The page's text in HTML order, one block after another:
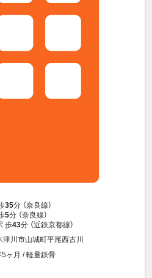
35分 （奈良線）
5分 （奈良線）
歩43分 （近鉄京都線）
津川市山城町平尾西古川
ヶ月 / 軽量鉄骨